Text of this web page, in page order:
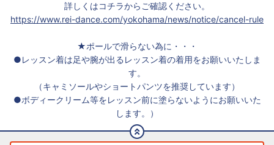
詳しくはコチラからご確認ください。
https://www.rei-dance.com/yokohama/news/notice/cancel-rule
★ポールで滑らない為に・・・
●レッスン着は足や腕が出るレッスン着の着用をお願いいたしま
す。
（キャミソールやショートパンツを推奨しています）
●ボディークリーム等をレッスン前に塗らないようにお願いいた
します。）